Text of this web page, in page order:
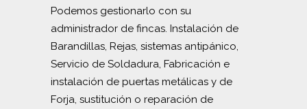
Podemos gestionarlo con su
administrador de fincas. Instalación de
Barandillas, Rejas, sistemas antipánico,
Servicio de Soldadura, Fabricación e
instalación de puertas metálicas y de
Forja, sustitución o reparación de